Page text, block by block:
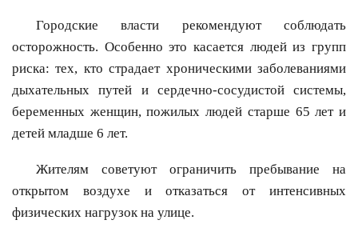
Городские власти рекомендуют соблюдать
осторожность. Особенно это касается людей из групп
риска: тех, кто страдает хроническими заболеваниями
дыхательных путей и сердечно-сосудистой системы,
беременных женщин, пожилых людей старше 65 лет и
детей младше 6 лет.
Жителям советуют ограничить пребывание на
открытом воздухе и отказаться от интенсивных
физических нагрузок на улице.